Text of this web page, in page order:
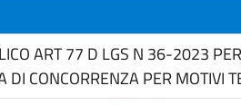
ART 77 D LGS N 36-2023
DI CONCORRENZA PER MOTIVI